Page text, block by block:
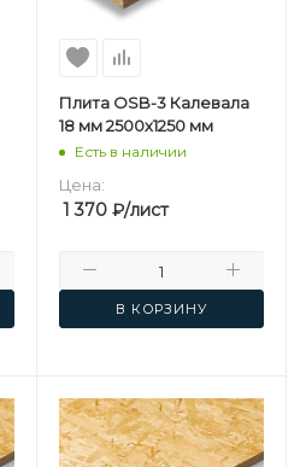
Плита OSB-3 Калевала
18 мм 2500х1250 мм
Есть в наличии
Цена:
1 370₽/лист
В КОРЗИНУ